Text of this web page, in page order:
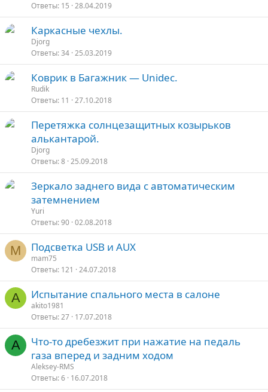
Ответы 15 28.04.2019
Каркасные чехлы.
Djorg
Ответы 34 25.03.2019
Коврик в Багажник — Unidec.
Rudik
Ответы 11 27.10.2018
Перетяжка солнцезащитных козырьков
алькантарой.
Djorg
Ответы 8 25.09.2018
Зеркало заднего вида с автоматическим
затемнением
Yuri
Ответы 90 02.08.2018
M Подсветка USB и АUX
mam75
Ответы 121 24.07.2018
A Испытание спального места в салоне
akito1981
Ответы 27 17.07.2018
A
Что-то дребезжит при нажатие на педаль
газа вперед и задним ходом
Aleksey-RMS
Ответы 6 16.07.2018